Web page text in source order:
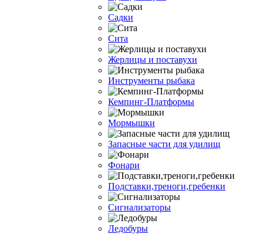
Садки
Сита
Жерлицы и поставухи
Инструменты рыбака
Кемпинг-Платформы
Мормышки
Запасные части для удилищ
Фонари
Подставки,треноги,гребенки
Сигнализаторы
Ледобуры